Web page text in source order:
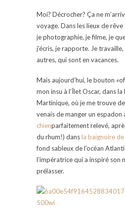
Moi? Décrocher? Ça ne
voyage. Dans les lieux de
je photographie, je filme, je
j’écris, je rapporte. Je
autres, qui sont en vacances.
Mais aujourd’hui, le bouton
mon insu à l’Îlet Oscar, dans
Martinique, où je me trouve
venais de manger un espadon
chienparfaitement relevé,
du rhum!) dansla baignoire
fond sableux de l’océan
l’impératrice qui a inspiré son
prélasser.